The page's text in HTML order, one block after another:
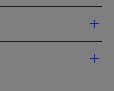
(APEO)